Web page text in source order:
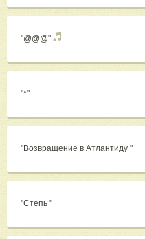
"@@@"
"*"
"Возвращение в Атлантиду "
"Степь "